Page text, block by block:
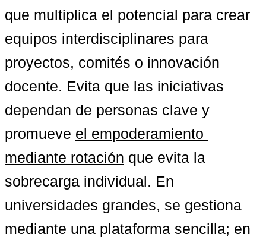
que multiplica el potencial para crear
equipos interdisciplinares para
proyectos, comités o innovación
docente. Evita que las iniciativas
dependan de personas clave y
promueve el empoderamiento
mediante rotación que evita la
sobrecarga individual. En
universidades grandes, se gestiona
mediante una plataforma sencilla; en